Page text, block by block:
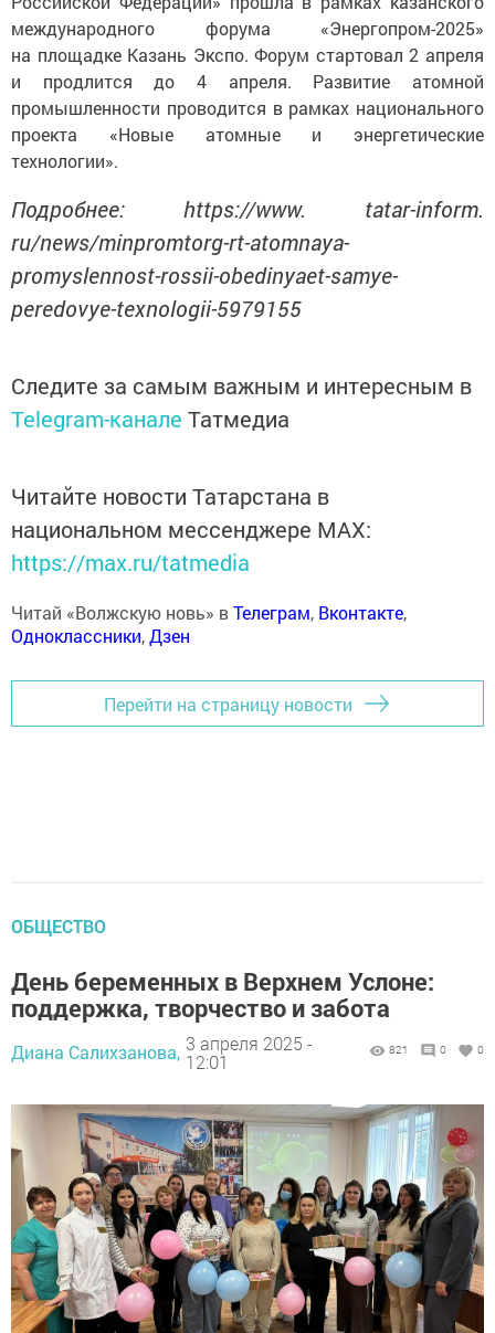
международного форума «Энергопром-2025»
на площадке Казань Экспо. Форум стартовал 2 апреля
и продлится до 4 апреля. Развитие атомной
промышленности проводится в рамках национального
проекта «Новые атомные и энергетические
технологии».
Подробнее: https://www. tatar-inform.
ru/news/minpromtorg-rt-atomnaya-
promyslennost-rossii-obedinyaet-samye-
peredovye-texnologii-5979155
Следите за самым важным и интересным в
Telegram-канале Татмедиа
Читайте новости Татарстана в
национальном мессенджере MАХ:
https://max.ru/tatmedia
Читай «Волжскую новь» вТелеграм, Вконтакте,
Одноклассники,Дзен
Перейти на страницу новости
ОБЩЕСТВО
День беременных в Верхнем Услоне:
поддержка, творчество и забота
Диана Салихзанова, 3 апреля 2025 -
12:01
821 0 0